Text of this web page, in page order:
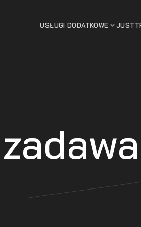
USŁUGI DODATKOWE